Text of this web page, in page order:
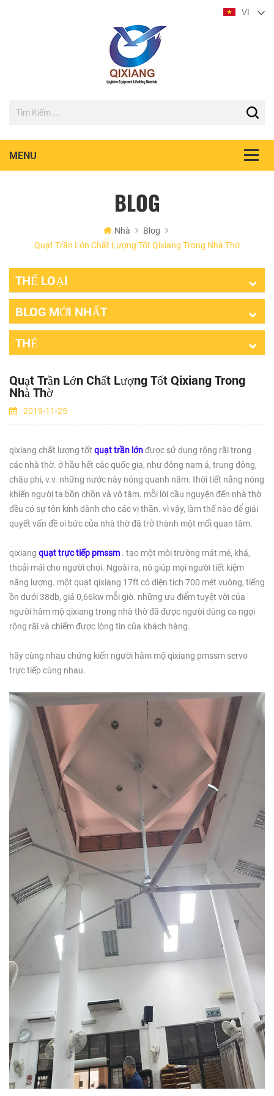
VI
BLOG
Nhà
Blog
Quạt Trần Lớn Chất Lượng Tốt Qixiang Trong Nhà Thờ
THỂ LOẠI
BLOG MỚI NHẤT
THẺ
Quạt Trần Lớn Chất Lượng Tốt Qixiang Trong
Nhà Thờ
2019-11-25
qixiang chất lượng tốt quạt trần lớnđược sử dụng rộng rãi trong
các nhà thờ. ở hầu hết các quốc gia, như đông nam á, trung đông,
châu phi, v.v. những nước này nóng quanh năm. thời tiết nắng nóng
khiến người ta bồn chồn và vô tâm. mỗi lời cầu nguyện đến nhà thờ
đều có sự tôn kính dành cho các vị thần. vì vậy, làm thế nào để giải
quyết vấn đề oi bức của nhà thờ đã trở thành một mối quan tâm.
qixiang quạt trực tiếp pmssm . tạo một môi trường mát mẻ, khá,
thoải mái cho người chơi. Ngoài ra, nó giúp mọi người tiết kiệm
năng lượng. một quạt qixiang 17ft có diện tích 700 mét vuông, tiếng
ồn dưới 38db, giá 0,66kw mỗi giờ. những ưu điểm tuyệt vời của
người hâm mộ qixiang trong nhà thờ đã được người dùng ca ngợi
rộng rãi và chiếm được lòng tin của khách hàng.
hãy cùng nhau chứng kiến ​​người hâm mộ qixiang pmssm servo
trực tiếp cùng nhau.